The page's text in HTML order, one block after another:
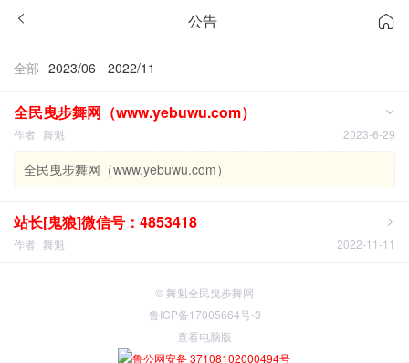
公告
全部 2023/06 2022/11
全民曳步舞网（www.yebuwu.com）
2023-6-29
作者: 舞魁
全民曳步舞网（www.yebuwu.com）
站长[鬼狼]微信号：4853418
2022-11-11
作者: 舞魁
© 舞魁全民曳步舞网
鲁ICP备17005664号-3
查看电脑版
鲁公网安备 37108102000494号